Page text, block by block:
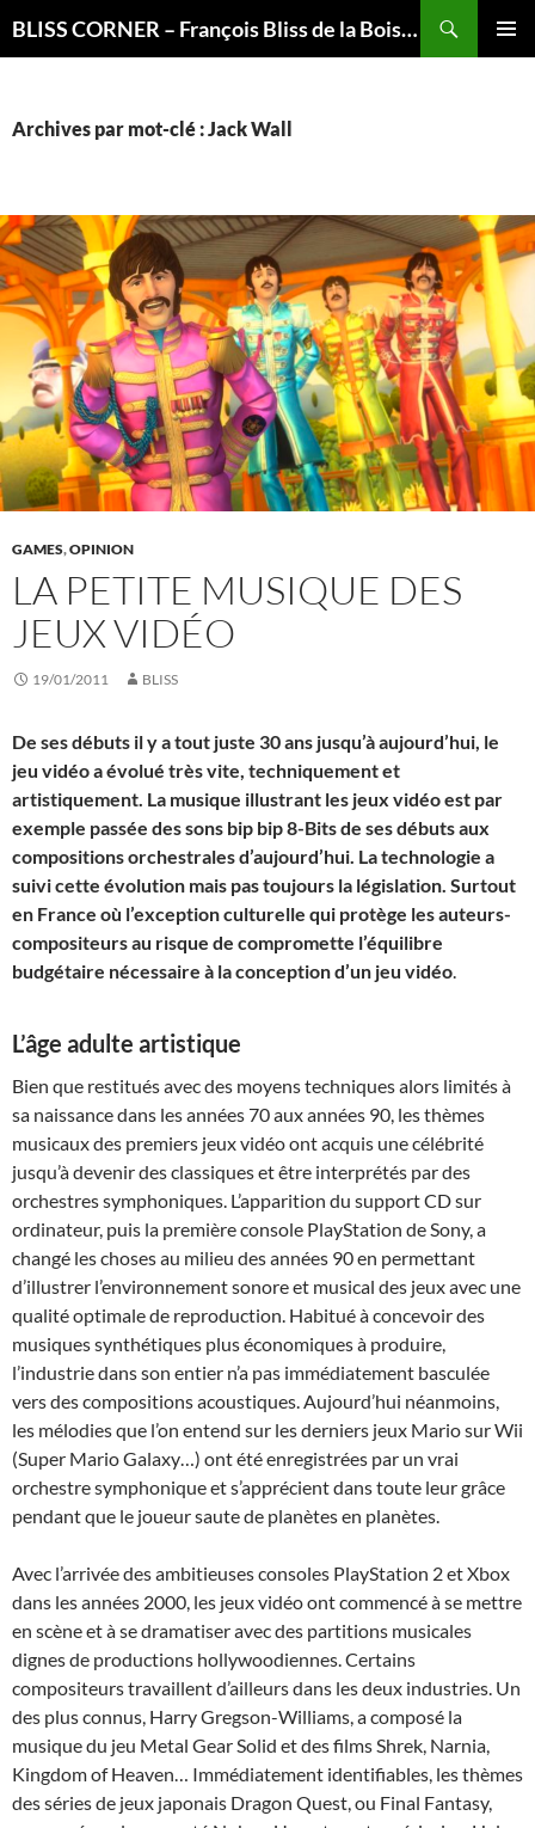
BLISS CORNER – François Bliss de la Boissière is here
Archives par mot-clé : Jack Wall
GAMES,OPINION
LA PETITE MUSIQUE DES
JEUX VIDÉO
19/01/2011 BLISS
De ses débuts il y a tout juste 30 ans jusqu’à aujourd’hui, le
jeu vidéo a évolué très vite, techniquement et
artistiquement. La musique illustrant les jeux vidéo est par
exemple passée des sons bip bip 8-Bits de ses débuts aux
compositions orchestrales d’aujourd’hui. La technologie a
suivi cette évolution mais pas toujours la législation. Surtout
en France où l’exception culturelle qui protège les auteurs-
compositeurs au risque de compromette l’équilibre
budgétaire nécessaire à la conception d’un jeu vidéo.
L’âge adulte artistique
Bien que restitués avec des moyens techniques alors limités à
sa naissance dans les années 70 aux années 90, les thèmes
musicaux des premiers jeux vidéo ont acquis une célébrité
jusqu’à devenir des classiques et être interprétés par des
orchestres symphoniques. L’apparition du support CD sur
ordinateur, puis la première console PlayStation de Sony, a
changé les choses au milieu des années 90 en permettant
d’illustrer l’environnement sonore et musical des jeux avec une
qualité optimale de reproduction. Habitué à concevoir des
musiques synthétiques plus économiques à produire,
l’industrie dans son entier n’a pas immédiatement basculée
vers des compositions acoustiques. Aujourd’hui néanmoins,
les mélodies que l’on entend sur les derniers jeux Mario sur Wii
(Super Mario Galaxy…) ont été enregistrées par un vrai
orchestre symphonique et s’apprécient dans toute leur grâce
pendant que le joueur saute de planètes en planètes.
Avec l’arrivée des ambitieuses consoles PlayStation 2 et Xbox
dans les années 2000, les jeux vidéo ont commencé à se mettre
en scène et à se dramatiser avec des partitions musicales
dignes de productions hollywoodiennes. Certains
compositeurs travaillent d’ailleurs dans les deux industries. Un
des plus connus, Harry Gregson-Williams, a composé la
musique du jeu Metal Gear Solid et des films Shrek, Narnia,
Kingdom of Heaven… Immédiatement identifiables, les thèmes
des séries de jeux japonais Dragon Quest, ou Final Fantasy,